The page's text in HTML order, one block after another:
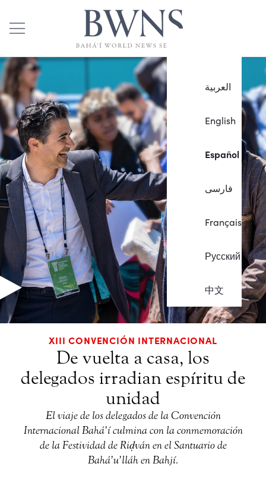
العربية
English
Español
فارسی
Français
Русский
中文
XIII CONVENCIÓN INTERNACIONAL
De vuelta a casa, los
delegados irradian espíritu de
unidad
El viaje de los delegados de la Convención
Internacional Bahá’í culmina con la conmemoración
de la Festividad de Riḍván en el Santuario de
Bahá’u’lláh en Bahjí.